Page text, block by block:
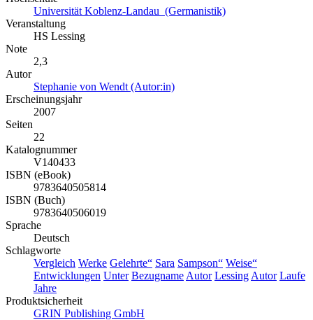
Universität Koblenz-Landau (Germanistik)
Veranstaltung
HS Lessing
Note
2,3
Autor
Stephanie von Wendt (Autor:in)
Erscheinungsjahr
2007
Seiten
22
Katalognummer
V140433
ISBN (eBook)
9783640505814
ISBN (Buch)
9783640506019
Sprache
Deutsch
Schlagworte
Vergleich Werke Gelehrte“ Sara Sampson“ Weise“
Entwicklungen Unter Bezugname Autor Lessing Autor Laufe
Jahre
Produktsicherheit
GRIN Publishing GmbH